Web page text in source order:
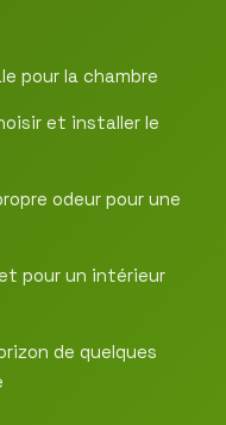
pour la chambre
et installer le
odeur pour une
pour un intérieur
de quelques